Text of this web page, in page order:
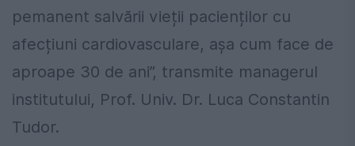
pemanent salvării vieții pacienților cu
afecțiuni cardiovasculare, așa cum face de
aproape 30 de ani”, transmite managerul
institutului, Prof. Univ. Dr. Luca Constantin
Tudor.